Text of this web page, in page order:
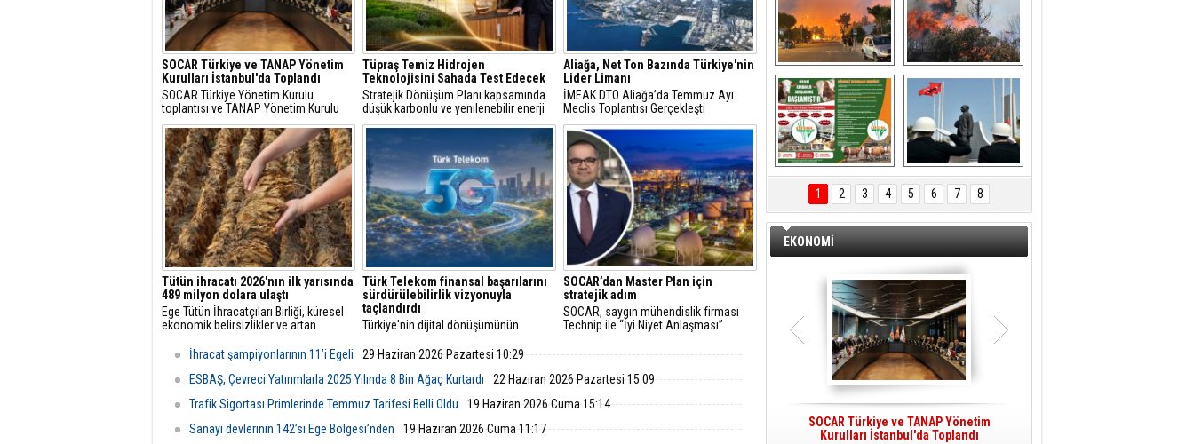
SOCAR Türkiye ve TANAP Yönetim
Kurulları İstanbul'da Toplandı
SOCAR Türkiye Yönetim Kurulu
toplantısı ve TANAP Yönetim Kurulu
toplantısı, 30 Temmuz 2026 tarihinde
İstanbul’da gerçekleştirildi.
Tüpraş Temiz Hidrojen
Teknolojisini Sahada Test Edecek
Stratejik Dönüşüm Planı kapsamında
düşük karbonlu ve yenilenebilir enerji
çözümlerine odaklanan Tüpraş, temiz
hidrojen teknolojileri alanında yenilikçi
projelere öncülük ediyor.
Aliağa, Net Ton Bazında Türkiye'nin
Lider Limanı
İMEAK DTO Aliağa’da Temmuz Ayı
Meclis Toplantısı Gerçekleşti
Tütün ihracatı 2026'nın ilk yarısında
489 milyon dolara ulaştı
Ege Tütün İhracatçıları Birliği, küresel
ekonomik belirsizlikler ve artan
ayında ihracatını yüzde 4 artırarak 489
milyon dolara çıkardı ve istikrarlı
büyümesini sürdürdü.
Türk Telekom finansal başarılarını
sürdürülebilirlik vizyonuyla
taçlandırdı
Türkiye'nin dijital dönüşümünün
başarılarını sürdürülebilirlik odaklı
ediyor.
SOCAR’dan Master Plan için
stratejik adım
SOCAR, saygın mühendislik firması
Technip ile “İyi Niyet Anlaşması”
doğrultusunda yürütülecek FEED
ekonomik analizleri kapsıyor.
İhracat şampiyonlarının 11’i Egeli
29 Haziran 2026 Pazartesi 10:29
ESBAŞ, Çevreci Yatırımlarla 2025 Yılında 8 Bin Ağaç Kurtardı
22 Haziran 2026 Pazartesi 15:09
Trafik Sigortası Primlerinde Temmuz Tarifesi Belli Oldu
19 Haziran 2026 Cuma 15:14
Sanayi devlerinin 142’si Ege Bölgesi’nden
19 Haziran 2026 Cuma 11:17
Aliağa ‘da  otluk
alanda çıkan
yangın evlere
sıçramadan
söndürüldü
Aliağa'nın Ciğerleri
ÖNAL TARIM
TANITIM FİLMİ
Aliağa'da Polis
Haftası Kutlandı
1 2 3 4 5 6 7 8
EKONOMİ
SOCAR Türkiye ve TANAP Yönetim
Kurulları İstanbul'da Toplandı